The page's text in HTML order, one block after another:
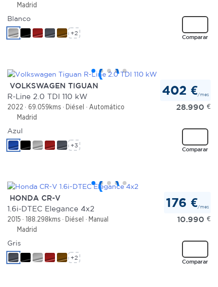
Madrid
Comparar
Blanco
+2
VOLKSWAGEN TIGUAN
R-Line 2.0 TDI 110 kW
2022 69.059kms Diésel
Automático
Madrid
402 €/mes
28.990 €
Comparar
Azul
+3
HONDA CR-V
1.6i-DTEC Elegance 4x2
2015 188.298kms Diésel
Manual
Madrid
176 €/mes
10.990 €
Comparar
Gris
+2